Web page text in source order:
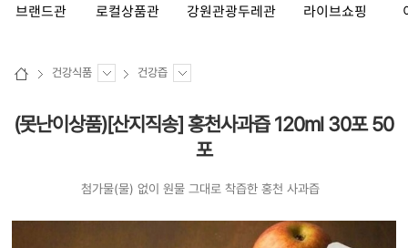
브랜드관 로컬상품관 강원관광두레관 라이브쇼핑
건강식품 건강즙
(못난이상품)[산지직송] 홍천사과즙 120ml 30포 50
포
첨가물(물) 없이 원물 그대로 착즙한 홍천 사과즙